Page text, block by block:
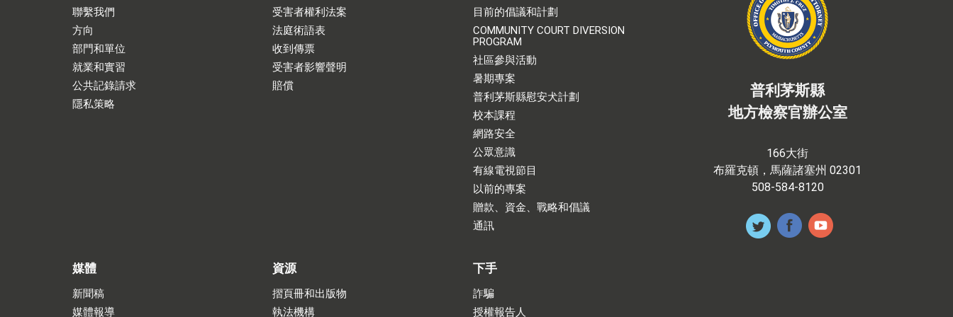
聯繫我們
方向
部門和單位
就業和實習
公共記錄請求
隱私策略
受害者權利法案
法庭術語表
收到傳票
受害者影響聲明
賠償
目前的倡議和計劃
COMMUNITY COURT DIVERSION
PROGRAM
社區參與活動
暑期專案
普利茅斯縣慰安犬計劃
校本課程
網路安全
公眾意識
有線電視節目
以前的專案
贈款、資金、戰略和倡議
通訊
媒體
新聞稿
媒體報導
資源
摺頁冊和出版物
執法機構
下手
詐騙
授權報告人
普利茅斯縣
地方檢察官辦公室
166大街
布羅克頓，馬薩諸塞州 02301
508-584-8120